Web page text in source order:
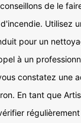
de le
Utilisez
pour un
à un
constatez une
En tant que